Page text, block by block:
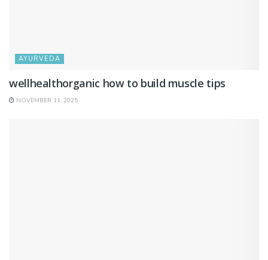
AYURVEDA
wellhealthorganic how to build muscle tips
NOVEMBER 11, 2025